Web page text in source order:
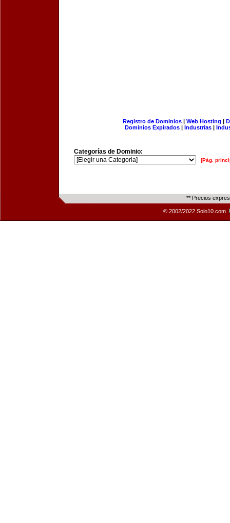
Registro de Dominios| Web Hosting |
Dominios Expirados | Industrias |
Categorías de Dominio:
[Pág.
** Precios
© 2002/2022 Solo10.com